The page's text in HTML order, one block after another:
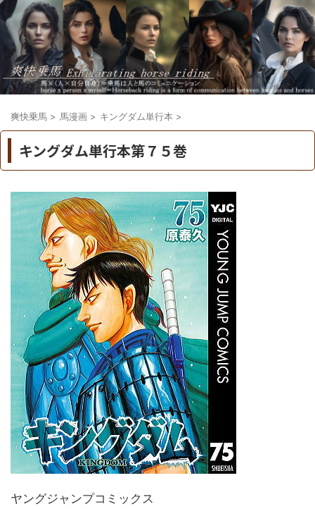
爽快乗馬 > 馬漫画 > キングダム単行本 >
キングダム単行本第７５巻
ヤングジャンプコミックス